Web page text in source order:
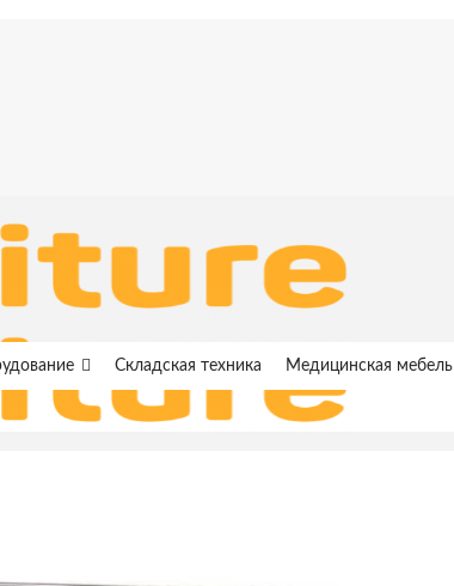
Складская техника Медицинская мебель